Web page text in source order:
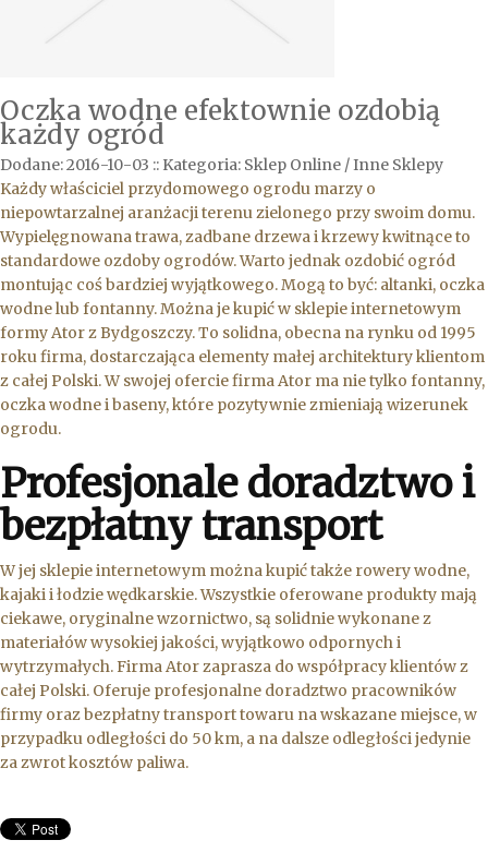
Oczka wodne efektownie ozdobią
każdy ogród
Dodane: 2016-10-03 :: Kategoria: Sklep Online / Inne Sklepy
Każdy właściciel przydomowego ogrodu marzy o
niepowtarzalnej aranżacji terenu zielonego przy swoim domu.
Wypielęgnowana trawa, zadbane drzewa i krzewy kwitnące to
standardowe ozdoby ogrodów. Warto jednak ozdobić ogród
montując coś bardziej wyjątkowego. Mogą to być: altanki, oczka
wodne lub fontanny. Można je kupić w sklepie internetowym
formy Ator z Bydgoszczy. To solidna, obecna na rynku od 1995
roku firma, dostarczająca elementy małej architektury klientom
z całej Polski. W swojej ofercie firma Ator ma nie tylko fontanny,
oczka wodne i baseny, które pozytywnie zmieniają wizerunek
ogrodu.
Profesjonale doradztwo i
bezpłatny transport
W jej sklepie internetowym można kupić także rowery wodne,
kajaki i łodzie wędkarskie. Wszystkie oferowane produkty mają
ciekawe, oryginalne wzornictwo, są solidnie wykonane z
materiałów wysokiej jakości, wyjątkowo odpornych i
wytrzymałych. Firma Ator zaprasza do współpracy klientów z
całej Polski. Oferuje profesjonalne doradztwo pracowników
firmy oraz bezpłatny transport towaru na wskazane miejsce, w
przypadku odległości do 50 km, a na dalsze odległości jedynie
za zwrot kosztów paliwa.